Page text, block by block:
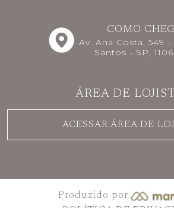
COMO
Av. Ana Costa, 549 -
Santos - SP,
ÁREA DE
ACESSAR ÁREA DE
Produzido por